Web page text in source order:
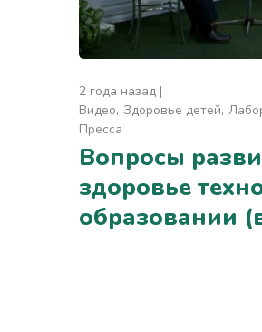
2 года назад
Видео Здоровье детей
Пресса
Вопросы
здоровье
образовании